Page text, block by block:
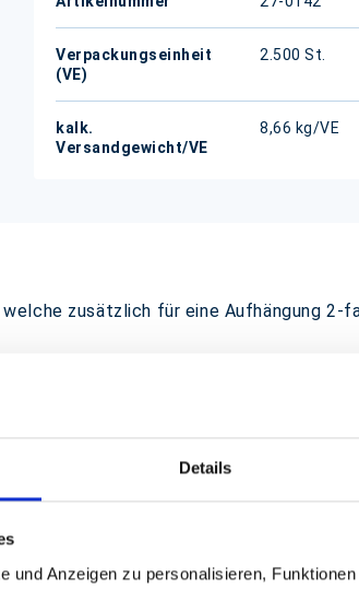
Details
und Anzeigen zu personalisieren,
Verpackungseinheit
(VE)
2.500 St.
kalk.
Versandgewicht/VE
8,66 kg/VE
zusätzlich für eine Aufhängung 2-
packpack.de